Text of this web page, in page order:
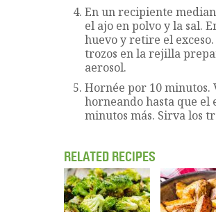
En un recipiente
el ajo en polvo y la sal.
huevo y retire el
trozos en la rejilla
aerosol.
Hornée por 10 minutos.
horneando hasta que el
minutos más. Sirva los
RELATED RECIPES